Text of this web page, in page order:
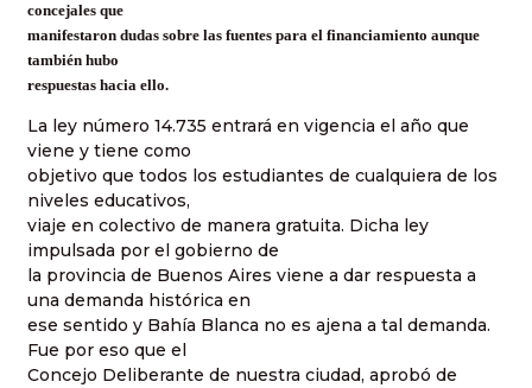
concejales que
manifestaron dudas sobre las fuentes para el financiamiento aunque
también hubo
respuestas hacia ello.
La ley número 14.735 entrará en vigencia el año que
viene y tiene como
objetivo que todos los estudiantes de cualquiera de los
niveles educativos,
viaje en colectivo de manera gratuita. Dicha ley
impulsada por el gobierno de
la provincia de Buenos Aires viene a dar respuesta a
una demanda histórica en
ese sentido y Bahía Blanca no es ajena a tal demanda.
Fue por eso que el
Concejo Deliberante de nuestra ciudad, aprobó de